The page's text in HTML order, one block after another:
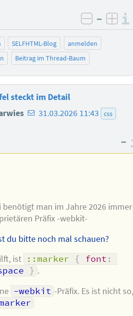
negativ
–
SELFHTML-Blog
anmelden
Beitrag im Thread-Baum
steckt im Detail
E-
des
31.03.2026 11:43
css
–
benötigt man im Jahre 2026 immer
Präfix -webkit-
du bitte noch mal schauen?
ist
::marker { font :
} .
-webkit -Präfix. Es ist nicht so,